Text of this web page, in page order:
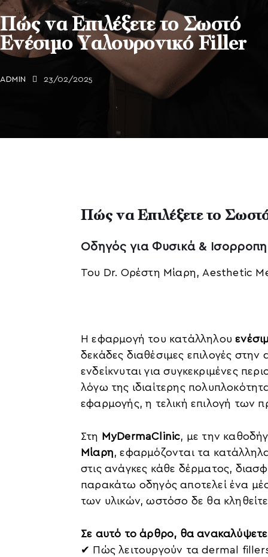
Πώς να Επιλέξετε το Σωστό
Ενέσιμο Υαλουρονικό Filler
ADMIN 23/02/2025
Πώς να Επιλέξετε το
Οδηγός για Φυσικά &
Του Dr. Ορέστη Μίαρη, Aesthetic
Η εφαρμογή του κατάλληλου
δεκάδες διαθέσιμες επιλογές
ενδείκνυται για συγκεκριμένες
λόγω της ιδιαίτερης
εφαρμογής, η τελική επιλογή των
Στη MyDermaClinic, με την
Μίαρη, εφαρμόζονται τα
στις ανάγκες κάθε δέρματος,
παρακάτω οδηγός αποτελεί ένα
των υλικών, ωστόσο δε θα
Σε αυτό το άρθρο, θα
✔ Πώς λειτουργούν τα dermal